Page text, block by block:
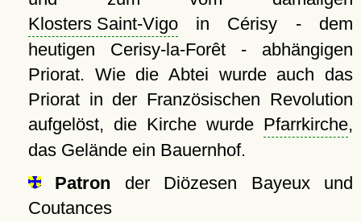
Klosters Saint-Vigoin Cérisy - dem
heutigen Cerisy-la-Forêt - abhängigen
Priorat. Wie die Abtei wurde auch das
Priorat in der Französischen Revolution
aufgelöst, die Kirche wurde Pfarrkirche,
das Gelände ein Bauernhof.
Patron der Diözesen Bayeux und
Coutances